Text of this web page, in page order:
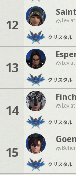
12
クリスタル
13
クリスタル
14
クリスタル
15
クリスタル